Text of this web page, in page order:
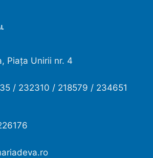
Piața Unirii nr. 4
/ 232310 / 218579 / 234651